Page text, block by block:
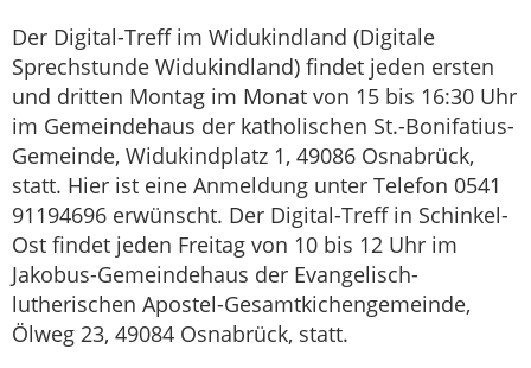
Der Digital-Treff im Widukindland (Digitale
Sprechstunde Widukindland) findet jeden ersten
und dritten Montag im Monat von 15 bis 16:30 Uhr
im Gemeindehaus der katholischen St.-Bonifatius-
Gemeinde, Widukindplatz 1, 49086 Osnabrück,
statt. Hier ist eine Anmeldung unter Telefon 0541
91194696 erwünscht. Der Digital-Treff in Schinkel-
Ost findet jeden Freitag von 10 bis 12 Uhr im
Jakobus-Gemeindehaus der Evangelisch-
lutherischen Apostel-Gesamtkichengemeinde,
Ölweg 23, 49084 Osnabrück, statt.